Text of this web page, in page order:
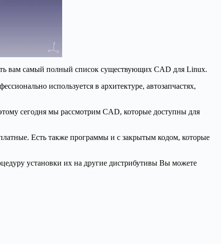
вам самый полный список существующих CAD для Linux.
используется в архитектуре, автозапчастях,
сегодня мы рассмотрим CAD, которые доступны для
Есть также программы и с закрытым кодом, которые
установки их на другие дистрибутивы Вы можете